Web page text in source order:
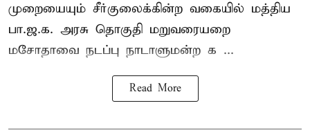
முறையையும் சீர்குலைக்கின்ற வகையில் மத்திய
பா.ஜ.க. அரசு தொகுதி மறுவரையறை
மசோதாவை நடப்பு நாடாளுமன்ற க ...
Read More